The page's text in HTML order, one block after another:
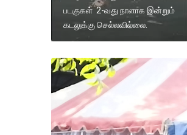
படகுகள் 2-வது நாளாக இன்றும்
கடலுக்கு செல்லவில்லை.